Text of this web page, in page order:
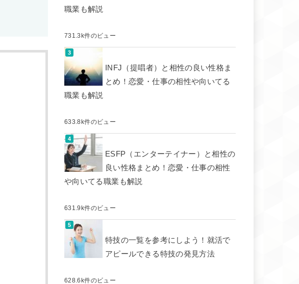
職業も解説
731.3k件のビュー
INFJ（提唱者）と相性の良い性格ま
とめ！恋愛・仕事の相性や向いてる
職業も解説
633.8k件のビュー
ESFP（エンターテイナー）と相性の
良い性格まとめ！恋愛・仕事の相性
や向いてる職業も解説
631.9k件のビュー
特技の一覧を参考にしよう！就活で
アピールできる特技の発見方法
628.6k件のビュー